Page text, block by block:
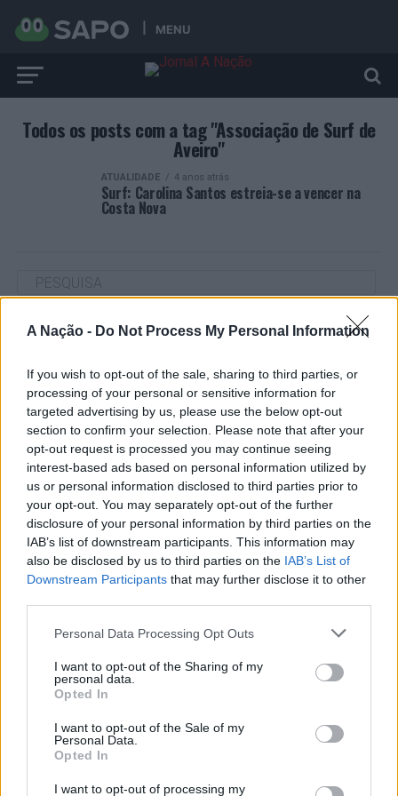
A Nação - Do Not Process My Personal Information
If you wish to opt-out of the sale, sharing to third parties, or
processing of your personal or sensitive information for
targeted advertising by us, please use the below opt-out
section to confirm your selection. Please note that after your
opt-out request is processed you may continue seeing
interest-based ads based on personal information utilized by
us or personal information disclosed to third parties prior to
your opt-out. You may separately opt-out of the further
disclosure of your personal information by third parties on the
IAB’s list of downstream participants. This information may
also be disclosed by us to third parties on the IAB’s List of
Downstream Participants that may further disclose it to other
Personal Data Processing Opt Outs
I want to opt-out of the Sharing of my
personal data.
Opted In
I want to opt-out of the Sale of my
Personal Data.
Opted In
I want to opt-out of processing my
MENU
Todos os posts com a tag "Associação de Surf de
Aveiro"
ATUALIDADE 4 anos atrás
Surf: Carolina Santos estreia-se a vencer na
Costa Nova
ARTIGOS RECENTES
Cultura digital pode “comprometer” a criatividade antes
de “provocar” mudanças genéticas, diz neurocientista
“Millennium Estoril Open 2026” regressou ao circuito ATP
com vitória do francês Luca Van Assche
Castelo Branco: “Bienal Internacional de Artes e Ofícios”
promete afirmar artesanato, património e inovação como
“motores de desenvolvimento económico e cultural” do
município português
Covilhã: Especialista aponta investimento estrangeiro e
valorização imobiliária como motores do crescimento da
Beira Interior
Rio de Janeiro: Governo do Estado propõe parceria com a
FUNCEX para “reforçar inteligência sobre comércio